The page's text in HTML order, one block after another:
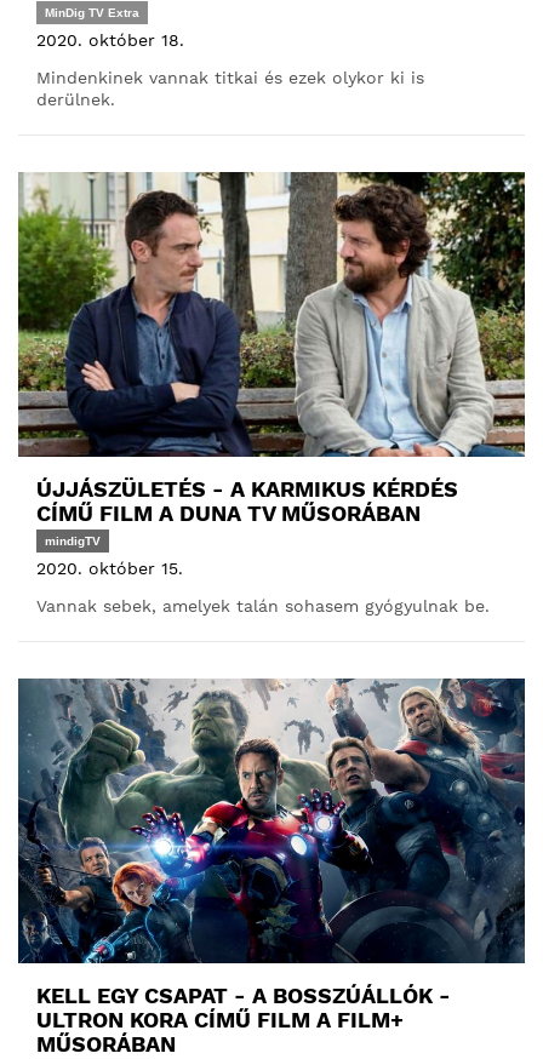
MinDig TV Extra
2020. október 18.
Mindenkinek vannak titkai és ezek olykor ki is
derülnek.
ÚJJÁSZÜLETÉS - A KARMIKUS KÉRDÉS
CÍMŰ FILM A DUNA TV MŰSORÁBAN
mindigTV
2020. október 15.
Vannak sebek, amelyek talán sohasem gyógyulnak be.
KELL EGY CSAPAT - A BOSSZÚÁLLÓK -
ULTRON KORA CÍMŰ FILM A FILM+
MŰSORÁBAN